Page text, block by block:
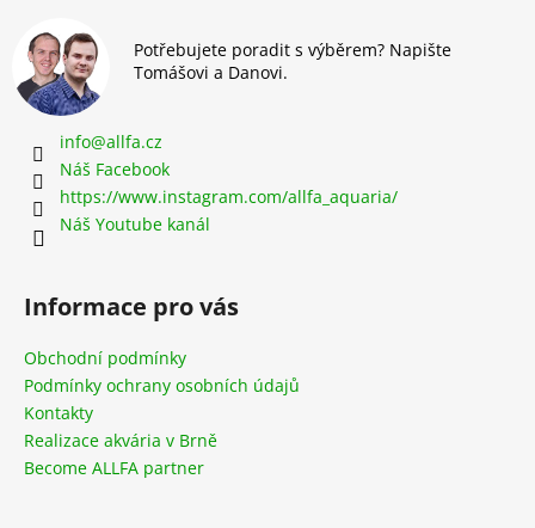
Potřebujete poradit s výběrem? Napište
Tomášovi a Danovi.
info@allfa.cz
Náš Facebook
https://www.instagram.com/allfa_aquaria/
Náš Youtube kanál
Informace pro vás
Obchodní podmínky
Podmínky ochrany osobních údajů
Kontakty
Realizace akvária v Brně
Become ALLFA partner